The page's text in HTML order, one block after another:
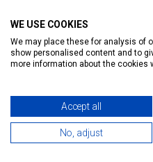
WE USE COOKIES
We may place these for analysis of
show personalised content and to
more information about the cookies
Accept all
No, adjust
FOTÓK&VIDEÓK
Adatvédelmi tájékoztató
Impresszum